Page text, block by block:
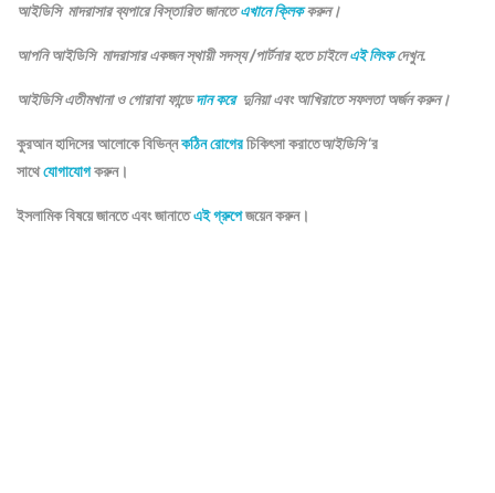
আইডিসি মাদরাসার ব্যপারে বিস্তারিত জানতেএখানে ক্লিককরুন।
আপনি আইডিসি মাদরাসার একজন স্থায়ী সদস্য /পার্টনার হতে চাইলেএই লিংকদেখুন.
আইডিসি এতীমখানা ও গোরাবা ফান্ডেদান করে দুনিয়া এবং আখিরাতে সফলতা অর্জন করুন।
কুরআন হাদিসের আলোকে বিভিন্নকঠিন রোগেরচিকিৎসা করাতেআইডিসি‘র
সাথেযোগাযোগকরুন।
ইসলামিক বিষয়ে জানতে এবং জানাতেএই গ্রুপেজয়েন করুন।